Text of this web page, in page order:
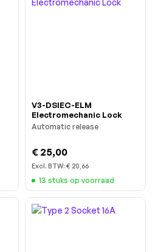
V3-DSIEC-ELM
Electromechanic Lock
Automatic release
€ 25,00
Excl. BTW: € 20,66
13 stuks op voorraad